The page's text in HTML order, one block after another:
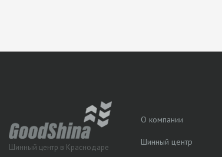
Шинный центр в Краснодаре
О компании
Шинный центр